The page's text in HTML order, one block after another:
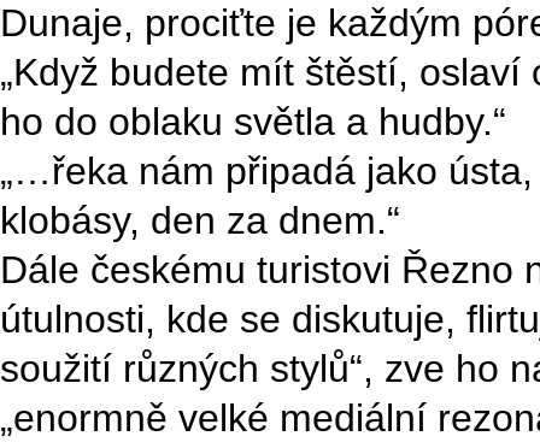
Dunaje, prociťte je každým
„Když budete mít štěstí,
ho do oblaku světla a hudby.“
„…řeka nám připadá jako
klobásy, den za dnem.“
Dále českému turistovi Řezno
útulnosti, kde se diskutuje,
soužití různých stylů“, zve ho
„enormně velké mediální